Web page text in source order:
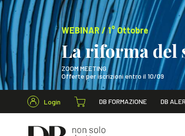
WEBINAR / 1° Ottobre
La riforma del
ZOOM MEETING
Offerte per iscrizioni entro il 10/09
Login DB FORMAZIONE DB